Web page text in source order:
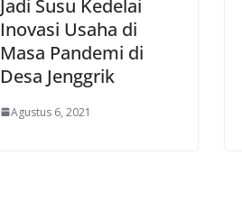
Jadi Susu Kedelai
Inovasi Usaha di
Masa Pandemi di
Desa Jenggrik
Agustus 6, 2021